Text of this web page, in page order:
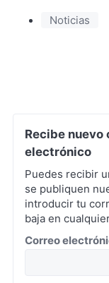
Noticias
Recibe
electrónico
Puedes recibir
se publiquen
introducir tu
baja en
Correo